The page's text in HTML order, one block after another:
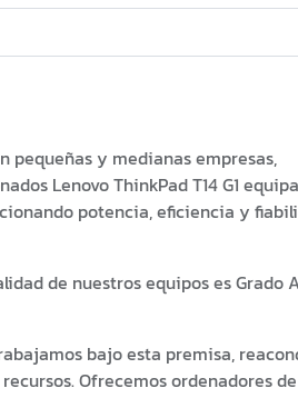
pequeñas y medianas empresas,
Lenovo ThinkPad T14 G1
potencia, eficiencia y
de nuestros equipos es Grado
bajo esta premisa,
Ofrecemos ordenadores